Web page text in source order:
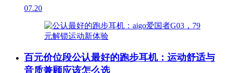
07.20
百元价位段公认最好的跑步耳机：运动舒适与
音质兼顾应该怎么选